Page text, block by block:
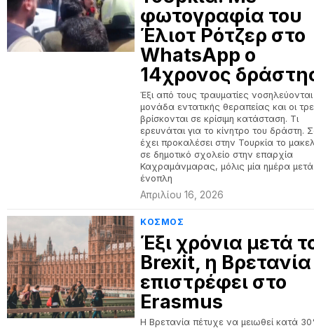
φωτογραφία του
Έλιοτ Ρότζερ στο
WhatsApp ο
14χρονος
Έξι από τους τραυματίες
μονάδα εντατικής θεραπείας και οι
βρίσκονται σε κρίσιμη κατάσταση. Τι
ερευνάται για το κίνητρο του δράστη.
έχει προκαλέσει στην Τουρκία το
σε δημοτικό σχολείο στην επαρχία
Καχραμάνμαρας, μόλις μία ημέρα
ένοπλη
Απριλίου 16, 2026
ΚΟΣΜΟΣ
Έξι χρόνια μετά
Brexit, η Βρετανία
επιστρέφει στο
Erasmus
Η Βρετανία πέτυχε να μειωθεί κατά